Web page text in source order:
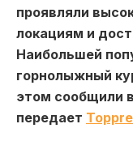
проявляли
локациям и
Наибольшей
горнолыжный
этом сообщили
передает